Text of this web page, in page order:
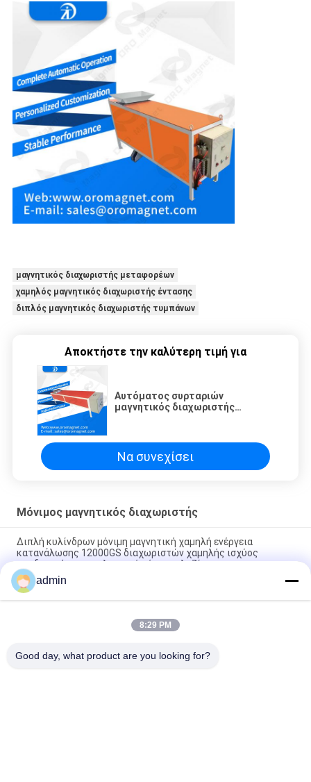
μαγνητικός διαχωριστής μεταφορέων
χαμηλός μαγνητικός διαχωριστής έντασης
διπλός μαγνητικός διαχωριστής τυμπάνων
Αποκτήστε την καλύτερη τιμή για
Αυτόματος συρταριών
μαγνητικός διαχωριστής
Να συνεχίσει
Μόνιμος μαγνητικός διαχωριστής
Διπλή κυλίνδρων μόνιμη μαγνητική χαμηλή ενέργεια
κατανάλωσης 12000GS διαχωριστών χαμηλής ισχύος
αποδοτική για το πλαστικό μόριο χαλαζία
Μεταφορέων ζωνών μόνιμος μαγνητικός διαχωριστής
αποβλήτων ράβδων διαχωριστών μαγνητικός
Τύπος συρτάρι μαγνητικό κουτί με υψηλό μαγνητικό πεδίο
admin
8:29 PM
Good day, what product are you looking for?